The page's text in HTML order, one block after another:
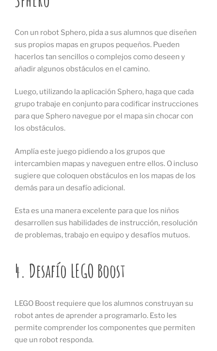
Con un robot Sphero, pida a sus alumnos que diseñen
sus propios mapas en grupos pequeños. Pueden
hacerlos tan sencillos o complejos como deseen y
añadir algunos obstáculos en el camino.
Luego, utilizando la aplicación Sphero, haga que cada
grupo trabaje en conjunto para codificar instrucciones
para que Sphero navegue por el mapa sin chocar con
los obstáculos.
Amplía este juego pidiendo a los grupos que
intercambien mapas y naveguen entre ellos. O incluso
sugiere que coloquen obstáculos en los mapas de los
demás para un desafío adicional.
Esta es una manera excelente para que los niños
desarrollen sus habilidades de instrucción, resolución
de problemas, trabajo en equipo y desafíos mutuos.
4. Desafío LEGO Boost
LEGO Boost requiere que los alumnos construyan su
robot antes de aprender a programarlo. Esto les
permite comprender los componentes que permiten
que un robot responda.